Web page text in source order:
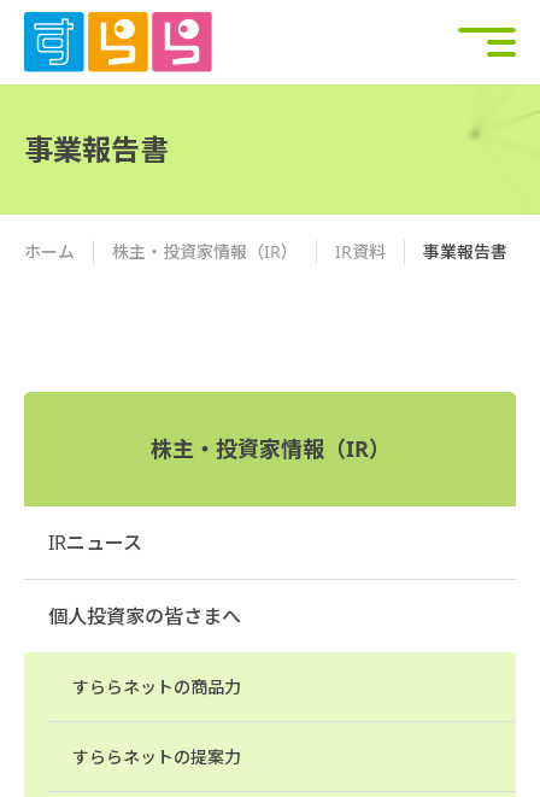
事業報告書
ホーム 株主・投資家情報（IR） IR資料 事業報告書
株主・投資家情報（IR）
IRニュース
個人投資家の皆さまへ
すららネットの商品力
すららネットの提案力